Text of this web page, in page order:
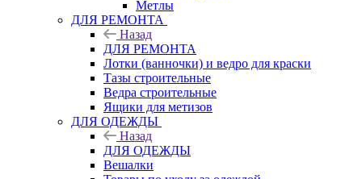
Метлы
ДЛЯ РЕМОНТА
Назад
ДЛЯ РЕМОНТА
Лотки (ванночки) и ведро для краски
Тазы строительные
Ведра строительные
Ящики для метизов
ДЛЯ ОДЕЖДЫ
Назад
ДЛЯ ОДЕЖДЫ
Вешалки